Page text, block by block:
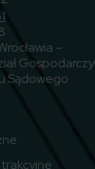
–
Gospodarczy
Sądowego